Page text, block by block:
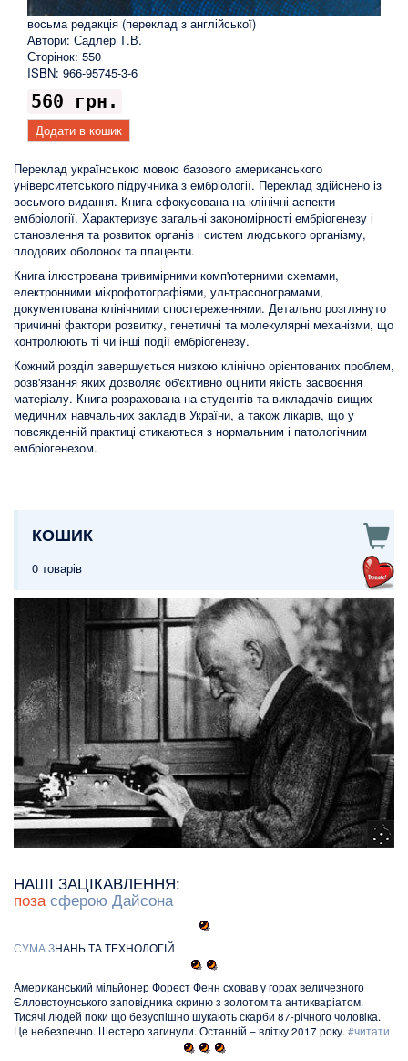
восьма редакція (переклад з англійської)
Автори: Садлер Т.В.
Сторінок: 550
ISBN: 966-95745-3-6
560 грн.
Додати в кошик
Переклад українською мовою базового американського
університетського підручника з ембріології. Переклад здійснено із
восьмого видання. Книга сфокусована на клінічні аспекти
ембріології. Характеризує загальні закономірності ембріогенезу і
становлення та розвиток органів і систем людського організму,
плодових оболонок та плаценти.
Книга ілюстрована тривимірними комп'ютерними схемами,
електронними мікрофотографіями, ультрасонограмами,
документована клінічними спостереженнями. Детально розглянуто
причинні фактори розвитку, генетичні та молекулярні механізми, що
контролюють ті чи інші події ембріогенезу.
Кожний розділ завершується низкою клінічно орієнтованих проблем,
розв'язання яких дозволяє об'єктивно оцінити якість засвоєння
матеріалу. Книга розрахована на студентів та викладачів вищих
медичних навчальних закладів України, а також лікарів, що у
повсякденній практиці стикаються з нормальним і патологічним
ембріогенезом.
КОШИК
0 товарів
НАШІ ЗАЦІКАВЛЕННЯ:
поза сферою Дайсона
СУМАЗНАНЬ ТА ТЕХНОЛОГІЙ
Американський мільйонер Форест Фенн сховав у горах величезного
Єлловстоунського заповідника скриню з золотом та антикваріатом.
Тисячі людей поки що безуспішно шукають скарби 87-річного чоловіка.
Це небезпечно. Шестеро загинули. Останній – влітку 2017 року. #читати